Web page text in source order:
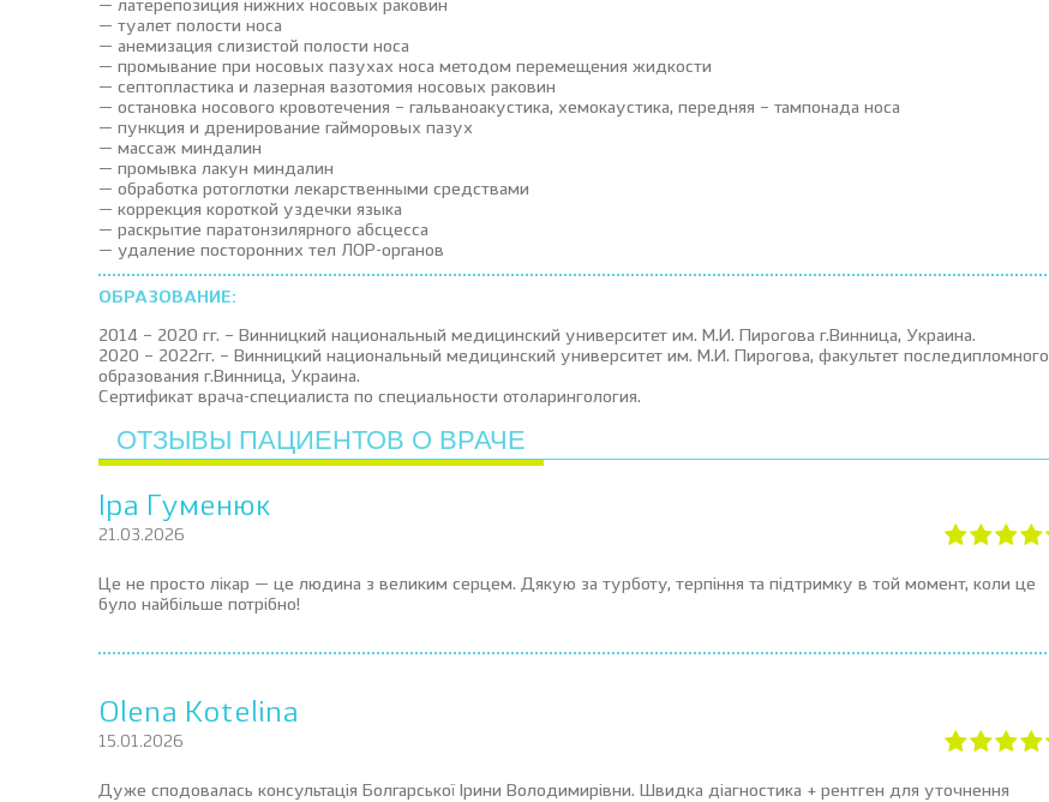
— латерепозиция нижних носовых раковин
— туалет полости носа
— анемизация слизистой полости носа
— промывание при носовых пазухах носа методом перемещения жидкости
— септопластика и лазерная вазотомия носовых раковин
— остановка носового кровотечения – гальваноакустика, хемокаустика, передняя – тампонада носа
— пункция и дренирование гайморовых пазух
— массаж миндалин
— промывка лакун миндалин
— обработка ротоглотки лекарственными средствами
— коррекция короткой уздечки языка
— раскрытие паратонзилярного абсцесса
— удаление посторонних тел ЛОР-органов
ОБРАЗОВАНИЕ:
2014 – 2020 гг. – Винницкий национальный медицинский университет им. М.И. Пирогова г.Винница, Украина.
2020 – 2022гг. – Винницкий национальный медицинский университет им. М.И. Пирогова, факультет последипломного
образования г.Винница, Украина.
Сертификат врача-специалиста по специальности отоларингология.
ОТЗЫВЫ ПАЦИЕНТОВ О ВРАЧЕ
Іра Гуменюк
21.03.2026
Це не просто лікар — це людина з великим серцем. Дякую за турботу, терпіння та підтримку в той момент, коли це
було найбільше потрібно!
Olena Kotelina
15.01.2026
Дуже сподовалась консультація Болгарської Ірини Володимирівни. Швидка діагностика + рентген для уточнення